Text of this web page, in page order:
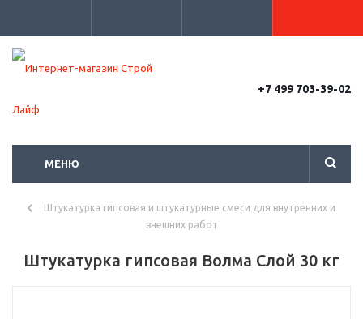
+7 499 703-39-02
МЕНЮ
Штукатурка гипсовая и штукатурные смеси для внутренних и
внешних работ
Штукатурка гипсовая Волма Слой 30 кг